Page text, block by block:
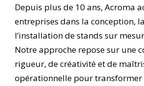
Depuis plus de 10 ans, Acroma
entreprises dans la conception,
l’installation de stands sur
Notre approche repose sur une
rigueur, de créativité et de
opérationnelle pour